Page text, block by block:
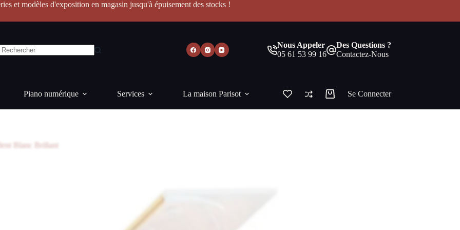
et modèles d'exposition en magasin jusqu'à épuisement des stocks !
Nous Appeler
05 61 53 99 16
Des Questions ?
Contactez-Nous
Piano numérique Services La maison Parisot
Panier
Se Connecter
Blanc Brillant